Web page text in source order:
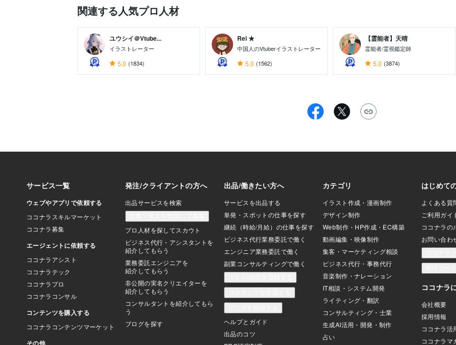
関連する人気プロ人材
ユウシイ＠Vtube...
イラストレーター
5.0 (1834)
Rei ★
中国人のVtuberイラストレーター
5.0 (1562)
【霊能者】天晴
霊能者/霊視鑑定師
5.0 (3874)